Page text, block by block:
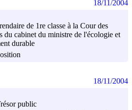
de 1re classe à la Cour des
du cabinet du ministre de l'écologie et
durable
18/11/2004
public
18/11/2004